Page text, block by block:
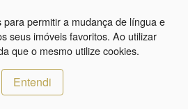
para permitir a mudança de língua e
seus imóveis favoritos. Ao utilizar
que o mesmo utilize cookies.
Entendi